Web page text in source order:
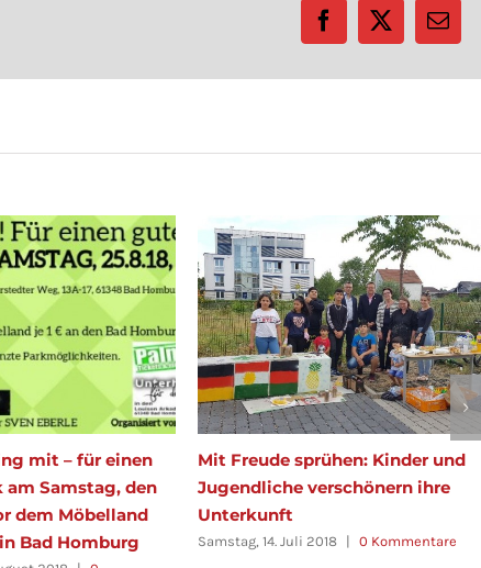
Facebook
X
E-
Mail
mit – für einen
Samstag, den
dem Möbelland
Bad Homburg
Mit Freude sprühen: Kinder und
Jugendliche verschönern ihre
Unterkunft
Samstag, 14. Juli 2018 | 0 Kommentare